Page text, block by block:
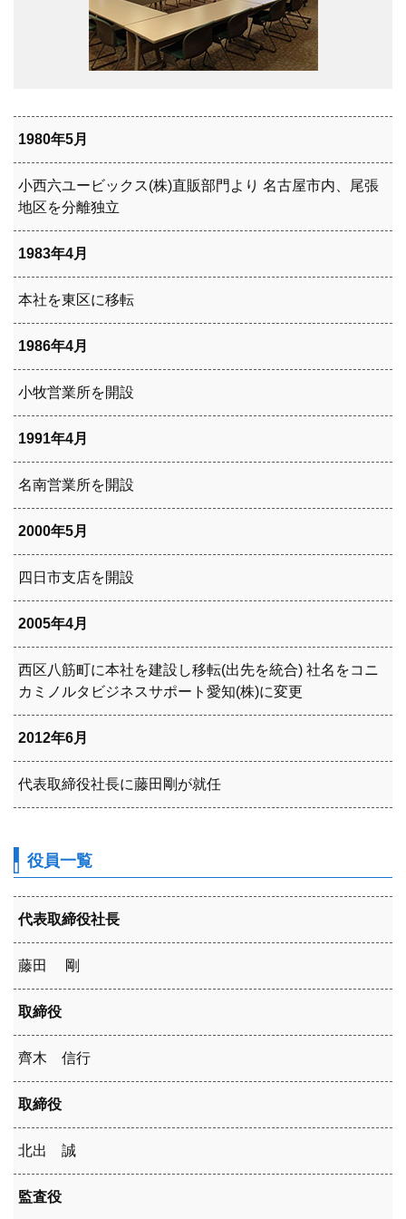
1980年5月
小西六ユービックス(株)直販部門より 名古屋市内、尾張
地区を分離独立
1983年4月
本社を東区に移転
1986年4月
小牧営業所を開設
1991年4月
名南営業所を開設
2000年5月
四日市支店を開設
2005年4月
西区八筋町に本社を建設し移転(出先を統合) 社名をコニ
カミノルタビジネスサポート愛知(株)に変更
2012年6月
代表取締役社長に藤田剛が就任
役員一覧
代表取締役社長
藤田 剛
取締役
齊木 信行
取締役
北出 誠
監査役